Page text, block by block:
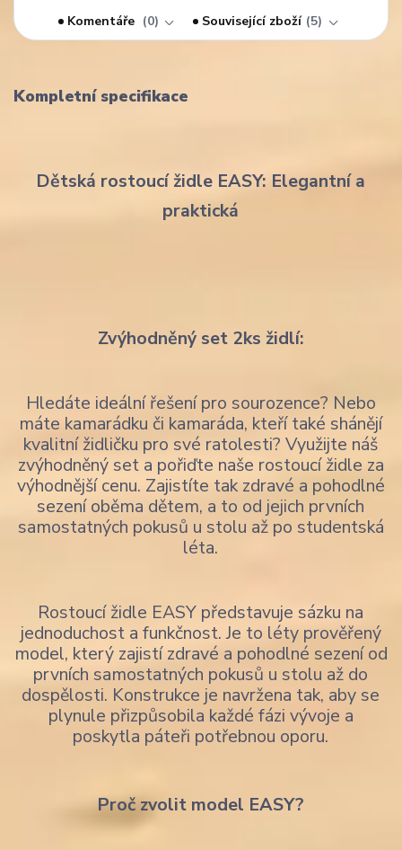
Komentáře
0 Související zboží 5
Kompletní specifikace
Dětská rostoucí židle EASY: Elegantní a
praktická
Zvýhodněný set 2ks židlí:
Hledáte ideální řešení pro sourozence? Nebo
máte kamarádku či kamaráda, kteří také shánějí
kvalitní židličku pro své ratolesti? Využijte náš
zvýhodněný set a pořiďte naše rostoucí židle za
výhodnější cenu. Zajistíte tak zdravé a pohodlné
sezení oběma dětem, a to od jejich prvních
samostatných pokusů u stolu až po studentská
léta.
Rostoucí židle EASY představuje sázku na
jednoduchost a funkčnost. Je to léty prověřený
model, který zajistí zdravé a pohodlné sezení od
prvních samostatných pokusů u stolu až do
dospělosti. Konstrukce je navržena tak, aby se
plynule přizpůsobila každé fázi vývoje a
poskytla páteři potřebnou oporu.
Proč zvolit model EASY?